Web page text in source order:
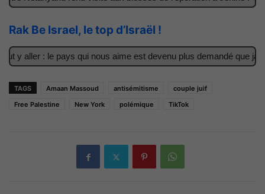
Rak Be Israel, le top d’Israël !
y aller : le pays qui nous aime est devenu plus demandé que
TAGS Amaan Massoud antisémitisme
couple juif
Free Palestine
New York polémique TikTok